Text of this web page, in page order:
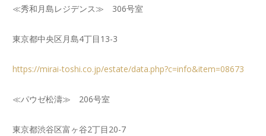
≪秀和月島レジデンス≫ 306号室
東京都中央区月島4丁目13-3
https://mirai-toshi.co.jp/estate/data.php?c=info&item=08673
≪パウゼ松濤≫ 206号室
東京都渋谷区富ヶ谷2丁目20-7